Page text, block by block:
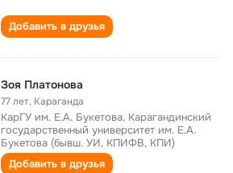
Добавить в друзья
Зоя Платонова
77 лет, Караганда
КарГУ им. Е.А. Букетова, Карагандинский
государственный университет им. Е.А.
Букетова (бывш. УИ, КПИФВ, КПИ)
Добавить в друзья